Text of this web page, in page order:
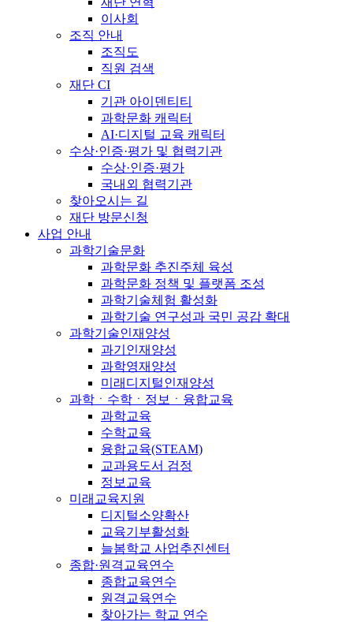
이사회
조직 안내
조직도
직원 검색
재단 CI
기관 아이덴티티
과학문화 캐릭터
AI·디지털 교육 캐릭터
수상·인증·평가 및 협력기관
수상·인증·평가
국내외 협력기관
찾아오시는 길
재단 방문신청
사업 안내
과학기술문화
과학문화 추진주체 육성
과학문화 정책 및 플랫폼 조성
과학기술체험 활성화
과학기술 연구성과 국민 공감 확대
과학기술인재양성
과기인재양성
과학영재양성
미래디지털인재양성
과학ㆍ수학ㆍ정보ㆍ융합교육
과학교육
수학교육
융합교육(STEAM)
교과용도서 검정
정보교육
미래교육지원
디지털소양확산
교육기부활성화
늘봄학교 사업추진센터
종합·원격교육연수
종합교육연수
원격교육연수
찾아가는 학교 연수